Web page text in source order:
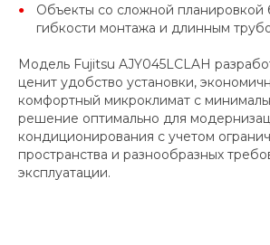
Объекты со сложной планировкой
гибкости монтажа и длинным
Модель Fujitsu AJY045LCLAH
ценит удобство установки,
комфортный микроклимат с
решение оптимально для
кондиционирования с учетом
пространства и разнообразных
эксплуатации.